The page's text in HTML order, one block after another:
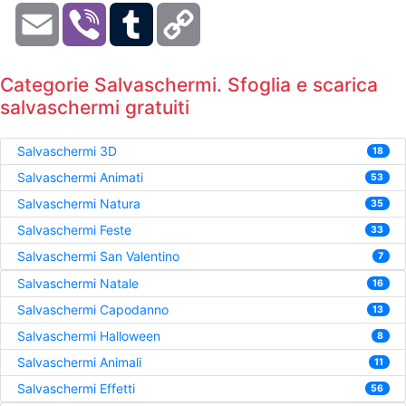
Email Viber Tumblr
Categorie Salvaschermi. Sfoglia e scarica
salvaschermi gratuiti
Salvaschermi 3D 18
Salvaschermi Animati 53
Salvaschermi Natura 35
Salvaschermi Feste 33
Salvaschermi San Valentino 7
Salvaschermi Natale 16
Salvaschermi Capodanno 13
Salvaschermi Halloween 8
Salvaschermi Animali 11
Salvaschermi Effetti 56